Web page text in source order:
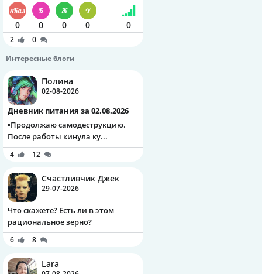
0 0 0 0 0
2
0
Интересные блоги
Полина
02-08-2026
Дневник питания за 02.08.2026
▪️Продолжаю самодеструкцию.
После работы кинула ку...
4 12
Счастливчик Джек
29-07-2026
Что скажете? Есть ли в этом
рациональное зерно?
6 8
Lara